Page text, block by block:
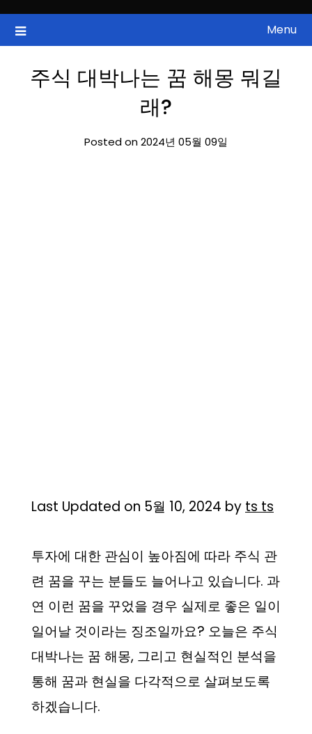
content
ZAN 주식정보
국내증시, 해외증시, 급등주, 낙폭과대, 골든크로스, 상한가, 하한가 등
의 주식 정보.
Menu
주식 대박나는 꿈 해몽 뭐길
래?
Posted on 2024년 05월 09일
Last Updated on 5월 10, 2024 by ts ts
투자에 대한 관심이 높아짐에 따라 주식 관
련 꿈을 꾸는 분들도 늘어나고 있습니다. 과
연 이런 꿈을 꾸었을 경우 실제로 좋은 일이
일어날 것이라는 징조일까요? 오늘은 주식
대박나는 꿈 해몽, 그리고 현실적인 분석을
통해 꿈과 현실을 다각적으로 살펴보도록
하겠습니다.